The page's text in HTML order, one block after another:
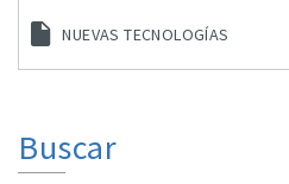
NUEVAS TECNOLOGÍAS
Buscar